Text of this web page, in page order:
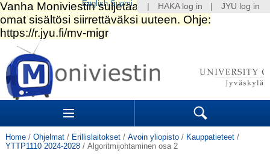
Skip
content.
|
Skip
to
Sections Search
Home / Ohjelmat / Erillislaitokset / Avoin yliopisto / Kauppatieteet /
YTTP1110 2024-2028 / Algoritmijohtaminen osa 2
HAKA log in JYU log in
English Suomi